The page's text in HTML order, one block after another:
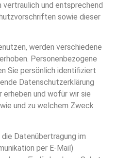
und entsprechend
sowie dieser
werden verschiedene
Personenbezogene
Sie persönlich identifiziert
Datenschutzerklärung
und wofür wir sie
und zu welchem Zweck
Datenübertragung im
per E-Mail)